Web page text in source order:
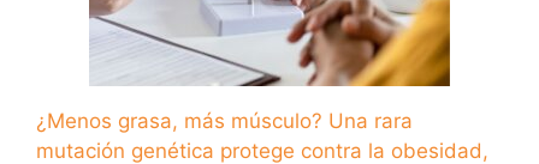
¿Menos grasa, más músculo? Una rara
mutación genética protege contra la obesidad,